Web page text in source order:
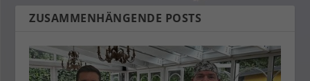
ZUSAMMENHÄNGENDE POSTS